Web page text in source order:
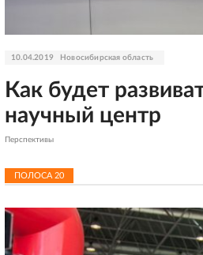
10.04.2019 Новосибирская область
Как будет
научный центр
Перспективы
ПОЛОСА 20